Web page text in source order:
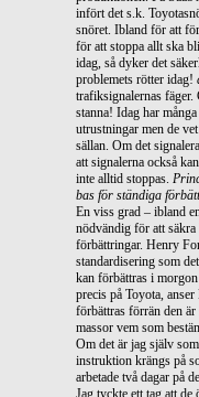
infört det s.k.
snöret. Ibland för att
för att stoppa allt ska
idag, så dyker det
problemets rötter idag!
trafiksignalernas
stanna! Idag har många
utrustningar men de
sällan. Om det
att signalerna också
inte alltid stoppas.
bas för ständiga
En viss grad – ibland
nödvändig för att
förbättringar. Henry
standardisering som
kan förbättras i
precis på Toyota,
förbättras förrän den
massor vem som
Om det är jag själv
instruktion krängs på
arbetade två dagar på
Jag tyckte ett tag att